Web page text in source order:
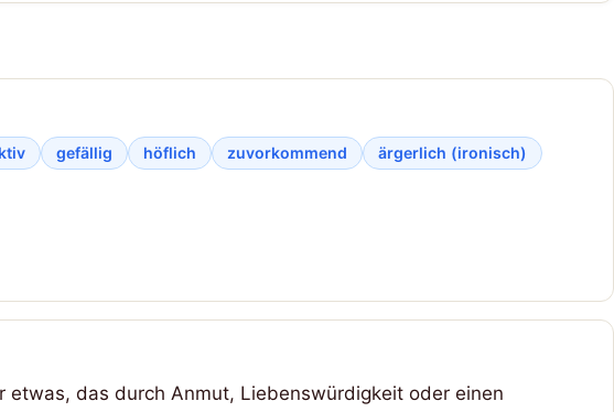
gefällig höflich zuvorkommend
ärgerlich (ironisch)
etwas, das durch Anmut, Liebenswürdigkeit oder einen